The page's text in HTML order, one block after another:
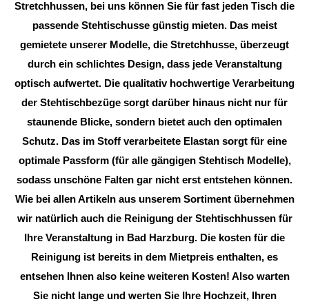
Stretchhussen, bei uns können Sie für fast jeden Tisch die
passende Stehtischusse günstig mieten. Das meist
gemietete unserer Modelle, die Stretchhusse, überzeugt
durch ein schlichtes Design, dass jede Veranstaltung
optisch aufwertet. Die qualitativ hochwertige Verarbeitung
der Stehtischbezüge sorgt darüber hinaus nicht nur für
staunende Blicke, sondern bietet auch den optimalen
Schutz. Das im Stoff verarbeitete Elastan sorgt für eine
optimale Passform (für alle gängigen Stehtisch Modelle),
sodass unschöne Falten gar nicht erst entstehen können.
Wie bei allen Artikeln aus unserem Sortiment übernehmen
wir natürlich auch die Reinigung der Stehtischhussen für
Ihre Veranstaltung in Bad Harzburg. Die kosten für die
Reinigung ist bereits in dem Mietpreis enthalten, es
entsehen Ihnen also keine weiteren Kosten! Also warten
Sie nicht lange und werten Sie Ihre Hochzeit, Ihren